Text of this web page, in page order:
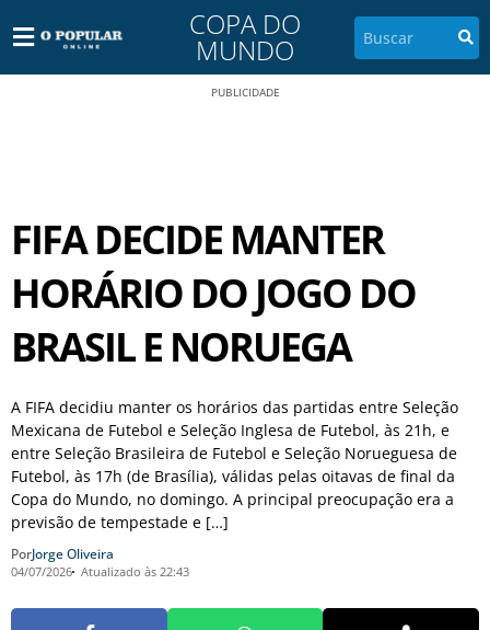
COPA DO
MUNDO
PUBLICIDADE
FIFA DECIDE MANTER
HORÁRIO DO JOGO DO
BRASIL E NORUEGA
A FIFA decidiu manter os horários das partidas entre Seleção
Mexicana de Futebol e Seleção Inglesa de Futebol, às 21h, e
entre Seleção Brasileira de Futebol e Seleção Norueguesa de
Futebol, às 17h (de Brasília), válidas pelas oitavas de final da
Copa do Mundo, no domingo. A principal preocupação era a
previsão de tempestade e […]
PorJorge Oliveira
04/07/2026 Atualizado às 22:43